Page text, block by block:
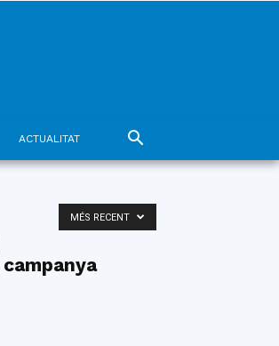
ACTUALITAT
MÉS RECENT